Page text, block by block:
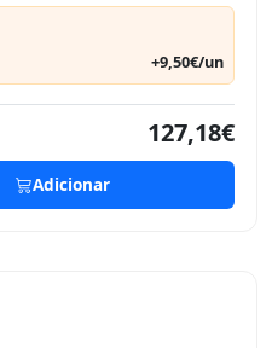
+9,50€/un
127,18€
Adicionar